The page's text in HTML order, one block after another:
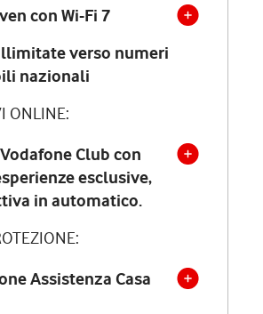
con Wi-Fi 7
verso numeri
nazionali
ONLINE:
Club con
esclusive,
in automatico.
Assistenza Casa